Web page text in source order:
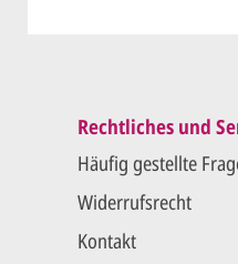
Rechtliches und
Häufig gestellte
Widerrufsrecht
Kontakt